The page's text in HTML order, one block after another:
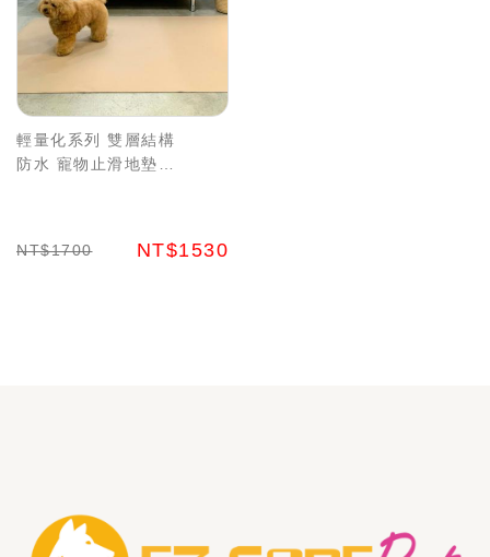
輕量化系列 雙層結構
防水 寵物止滑地墊
NT$1700 NT$1530